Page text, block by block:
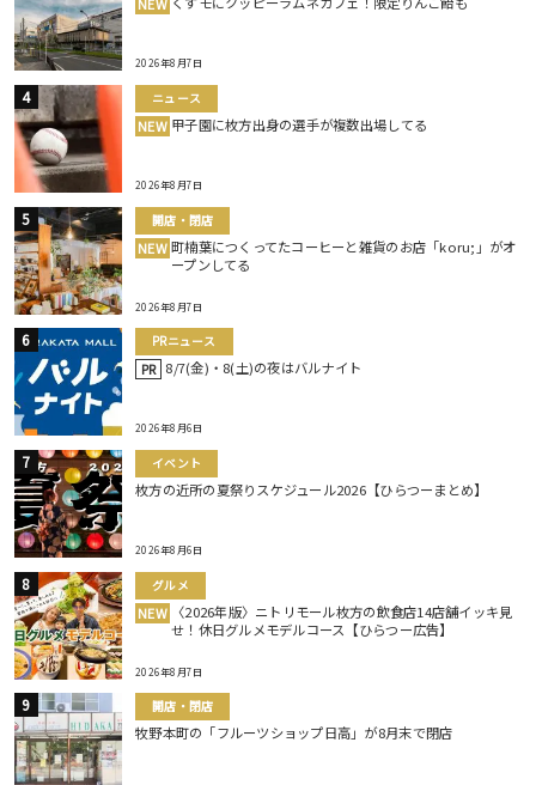
2026年8月7日
ニュース
NEW 甲子園に枚方出身の選手が複数出場してる
2026年8月7日
開店・閉店
NEW 町楠葉につくってたコーヒーと雑貨のお店「koru;」がオ
ープンしてる
2026年8月7日
PRニュース
PR 8/7(金)・8(土)の夜はバルナイト
2026年8月6日
イベント
枚方の近所の夏祭りスケジュール2026【ひらつーまとめ】
2026年8月6日
グルメ
NEW 〈2026年版〉ニトリモール枚方の飲食店14店舗イッキ見
せ！休日グルメモデルコース【ひらつー広告】
2026年8月7日
開店・閉店
牧野本町の「フルーツショップ日高」が8月末で閉店